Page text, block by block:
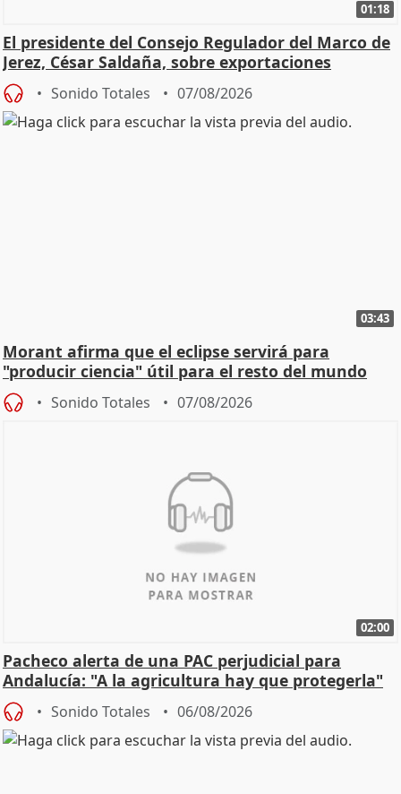
01:18
El presidente del Consejo Regulador del Marco de
Jerez, César Saldaña, sobre exportaciones
Sonido Totales 07/08/2026
03:43
Morant afirma que el eclipse servirá para
"producir ciencia" útil para el resto del mundo
Sonido Totales 07/08/2026
02:00
Pacheco alerta de una PAC perjudicial para
Andalucía: "A la agricultura hay que protegerla"
Sonido Totales 06/08/2026